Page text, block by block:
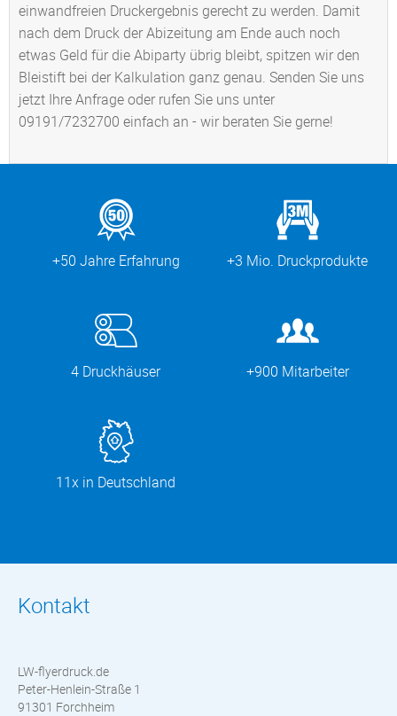
einwandfreien Druckergebnis gerecht zu werden. Damit
nach dem Druck der Abizeitung am Ende auch noch
etwas Geld für die Abiparty übrig bleibt, spitzen wir den
Bleistift bei der Kalkulation ganz genau. Senden Sie uns
jetzt Ihre Anfrage oder rufen Sie uns unter
09191/7232700 einfach an - wir beraten Sie gerne!
+50 Jahre Erfahrung +3 Mio. Druckprodukte
4 Druckhäuser +900 Mitarbeiter
11x in Deutschland
Kontakt
LW-flyerdruck.de
Peter-Henlein-Straße 1
91301 Forchheim